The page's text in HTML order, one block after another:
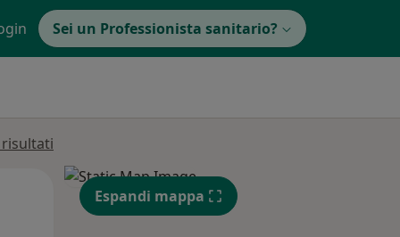
Sei un Professionista sanitario?
Mer, Gio,
13 Ago
Espandi mappa